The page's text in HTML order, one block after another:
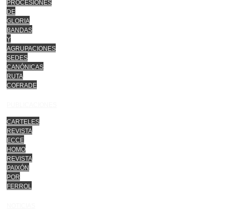
PROCESIONES
DE
GLORIA
BANDAS
Y
AGRUPACIONES
SEDES
CANÓNICAS
RUTA
COFRADE
CARTELES
REVISTA
ECCE
HOMO
REVISTA
PAIXÓN
POR
FERROL